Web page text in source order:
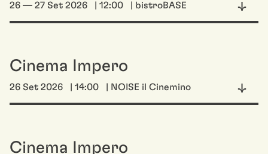
26 — 27 Set 2026 | 12:00 | bistroBASE
Cinema Impero
26 Set 2026 | 14:00 | NOISE il Cinemino
Cinema Impero